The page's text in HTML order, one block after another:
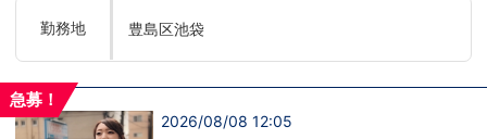
不安な表情が笑顔に変わっていく瞬間を見
届けることが、この仕事の大きなやりがい
だと語ってくれました。動画では、入社の
できたポイント、将来の展望までリアルに
↓https://youtu.be/UY9DxQ22NBA
勤務地 豊島区池袋
急募！
2026/08/08 12:05